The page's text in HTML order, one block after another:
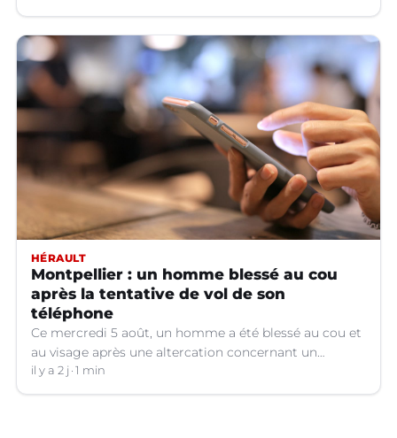
HÉRAULT
Montpellier : un homme blessé au cou
après la tentative de vol de son
téléphone
Ce mercredi 5 août, un homme a été blessé au cou et
au visage après une altercation concernant un
téléphone portable à Montpellier (Hérault).
il y a 2 j 1 min